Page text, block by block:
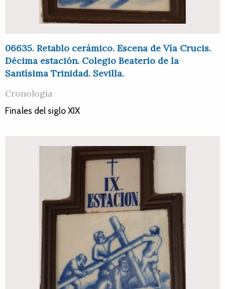
06635. Retablo cerámico. Escena de Vía Crucis.
Décima estación. Colegio Beaterio de la
Santísima Trinidad. Sevilla.
Cronología
Finales del siglo XIX